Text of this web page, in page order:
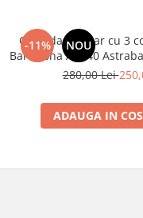
-11% NOU
Ghiozdan școlar cu 3
280,00 Lei
ADAUGA IN COS